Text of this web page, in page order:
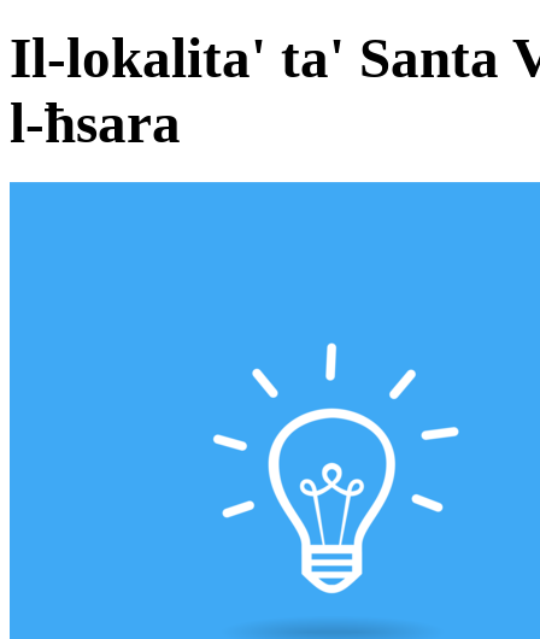
Il-lokalita' ta' Santa
l-ħsara